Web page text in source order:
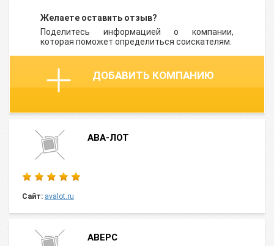
Желаете оставить отзыв?
Поделитесь информацией о компании,
которая поможет определиться соискателям.
ДОБАВИТЬ КОМПАНИЮ
АВА-ЛОТ
Сайт: avalot.ru
АВЕРС